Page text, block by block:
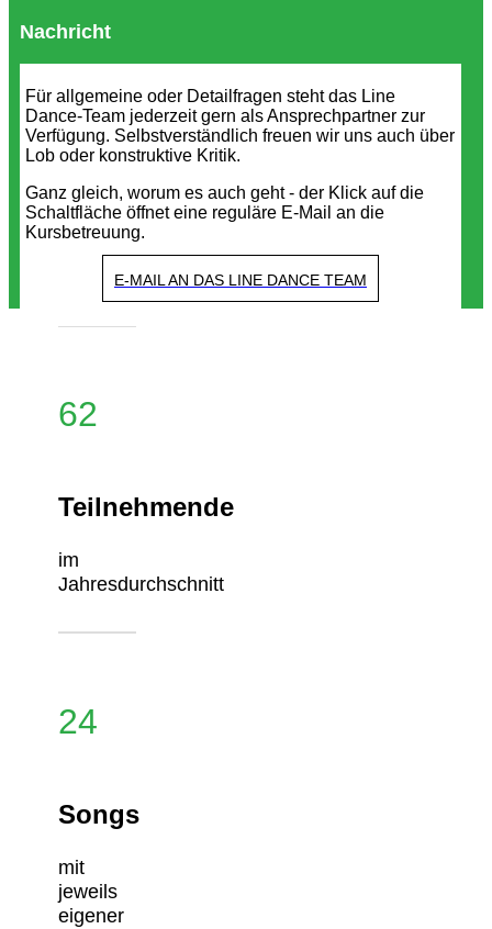
Nachricht
Für allgemeine oder Detailfragen steht das Line
Dance-Team jederzeit gern als Ansprechpartner zur
Verfügung. Selbstverständlich freuen wir uns auch über
Lob oder konstruktive Kritik.
Ganz gleich, worum es auch geht - der Klick auf die
Schaltfläche öffnet eine reguläre E-Mail an die
Kursbetreuung.
E-MAIL AN DAS LINE DANCE TEAM
62
Teilnehmende
im
Jahresdurchschnitt
24
Songs
mit
jeweils
eigener